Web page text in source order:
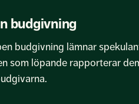
budgivning
budgivning lämnar
som löpande rapporterar